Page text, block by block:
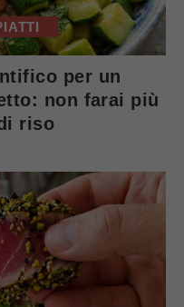
per un
non farai più
riso